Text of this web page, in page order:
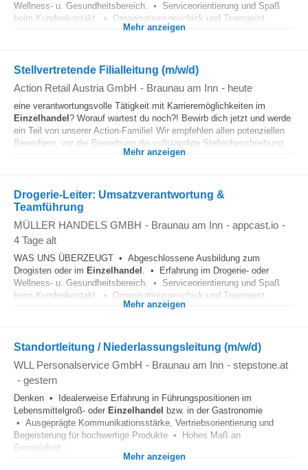
Wellness- u. Gesundheitsbereich. • Serviceorientierung und Spaß
beim Kundenkontakt. • Organisationsgeschick und Teamgeist...
Mehr anzeigen
Stellvertretende Filialleitung (m/w/d)
Action Retail Austria GmbH - Braunau am Inn - heute
eine verantwortungsvolle Tätigkeit mit Karrieremöglichkeiten im
Einzelhandel ? Worauf wartest du noch?! Bewirb dich jetzt und werde
ein Teil von unserer Action-Familie! Wir empfehlen allen potenziellen
Bewerbern, vor der Bewerbung die vollständige Stellenbeschreibung...
Mehr anzeigen
Drogerie-Leiter: Umsatzverantwortung &
Teamführung
MÜLLER HANDELS GMBH - Braunau am Inn - appcast.io -
4 Tage alt
WAS UNS ÜBERZEUGT • Abgeschlossene Ausbildung zum
Drogisten oder im Einzelhandel . • Erfahrung im Drogerie- oder
Wellness- u. Gesundheitsbereich. • Serviceorientierung und Spaß
beim Kundenkontakt. • Organisationsgeschick und Teamgeist...
Mehr anzeigen
Standortleitung / Niederlassungsleitung (m/w/d)
WLL Personalservice GmbH - Braunau am Inn - stepstone.at
- gestern
Denken • Idealerweise Erfahrung in Führungspositionen im
Lebensmittelgroß- oder Einzelhandel
bzw. in der Gastronomie
• Ausgeprägte Kommunikationsstärke, Vertriebsorientierung und
Begeisterung für hochwertige Produkte • Hohes Maß an
Genauigkeit...
Mehr anzeigen